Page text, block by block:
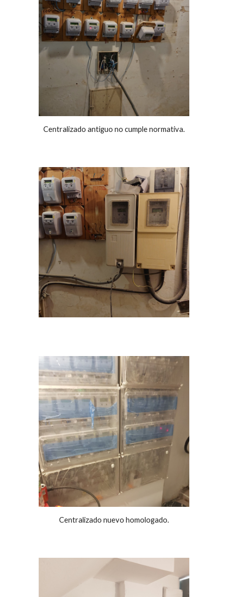
Centralizado antiguo no cumple normativa.
Centralizado nuevo homologado.